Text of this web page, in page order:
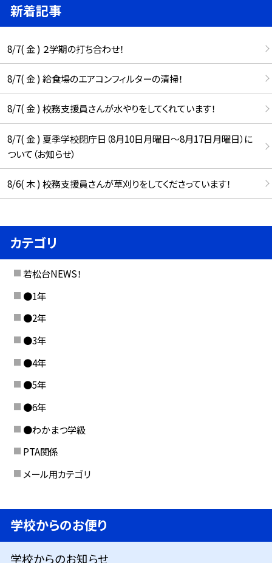
新着記事
8/7( 金 ) ２学期の打ち合わせ！
8/7( 金 ) 給食場のエアコンフィルターの清掃！
8/7( 金 ) 校務支援員さんが水やりをしてくれています！
8/7( 金 ) 夏季学校閉庁日（8月10日月曜日～8月17日月曜日）に
ついて（お知らせ）
8/6( 木 ) 校務支援員さんが草刈りをしてくださっています！
カテゴリ
若松台NEWS！
●1年
●2年
●3年
●4年
●5年
●6年
●わかまつ学級
PTA関係
メール用カテゴリ
学校からのお便り
学校からのお知らせ